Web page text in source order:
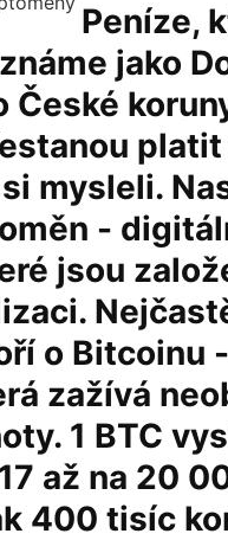
Peníze,
jako
České
mysleli.
-
jsou
o Bitcoinu
zažívá
1 BTC
až na 20
400 tisíc